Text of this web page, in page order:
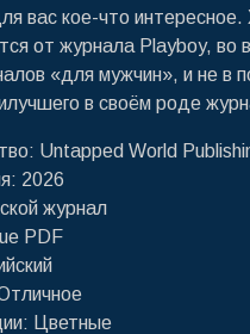
вас кое-что
от журнала Playboy, во
«для мужчин», и не в
в своём роде
Untapped World
2026
журнал
PDF
Цветные